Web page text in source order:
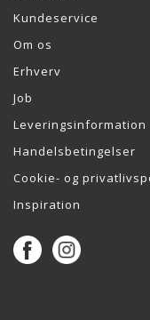
Kundeservice
Om os
Erhverv
Job
Leveringsinformation
Handelsbetingelser
Cookie- og
Inspiration